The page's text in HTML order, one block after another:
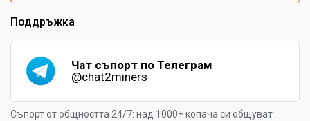
Поддръжка
Чат съпорт по Телеграм
@chat2miners
Съпорт от общността 24/7: над 1000+ копача си общуват